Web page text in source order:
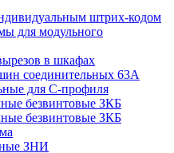
штрих-кодом
для модульного
в шкафах
соединительных 63А
для С-профиля
безвинтовые ЗКБ
безвинтовые ЗКБ
ЗНИ